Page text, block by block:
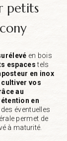
en bois
espacestels
en inox
cultiver vos
au
en
éventuelles
permet de
à maturité.